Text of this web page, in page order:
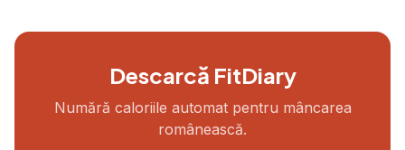
Descarcă FitDiary
Numără caloriile automat pentru mâncarea
românească.